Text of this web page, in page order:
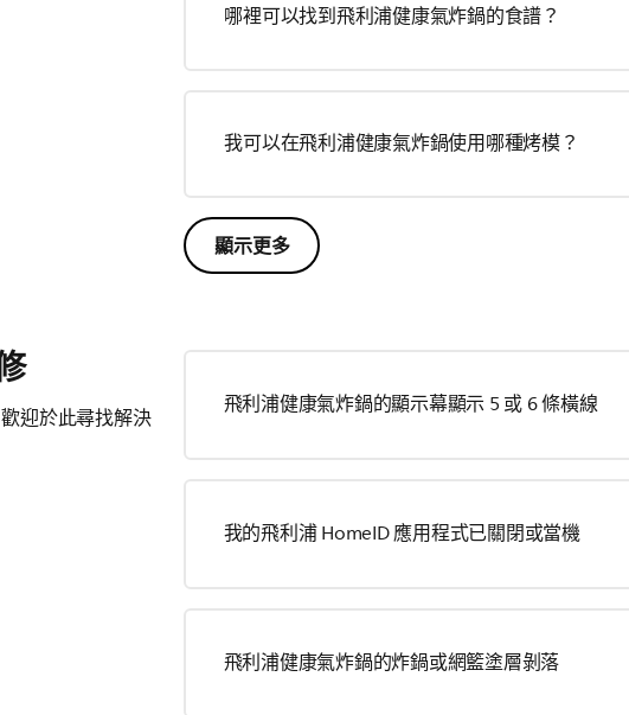
哪裡可以找到飛利浦健康氣炸鍋的食譜？
我可以在飛利浦健康氣炸鍋使用哪種烤模？
顯示更多
迎於此尋找解決
飛利浦健康氣炸鍋的顯示幕顯示 5 或 6 條橫線
我的飛利浦 HomeID 應用程式已關閉或當機
飛利浦健康氣炸鍋的炸鍋或網籃塗層剝落